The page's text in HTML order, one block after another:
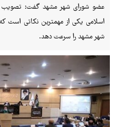
عضو شورای شهر مشهد گفت: تصویب
اسلامی یکی از مهمترین نکاتی است که
شهر مشهد را سرعت دهد.